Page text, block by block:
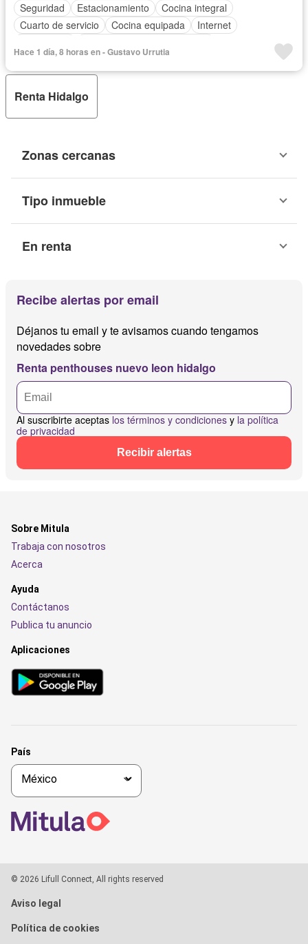
Seguridad
Estacionamiento
Cocina integral
Cuarto de servicio
Cocina equipada
Internet
Aire acondicionado
Agua
Cuarto de Limpieza
Caseta de vigilancia
Vista panorámica
Recámara con closet
Hace 1 día, 8 horas en - Gustavo Urrutia
Renta Hidalgo
Zonas cercanas
Tipo inmueble
En renta
Recibe alertas por email
Déjanos tu email y te avisamos cuando tengamos
novedades sobre
Renta penthouses nuevo leon hidalgo
Al suscribirte aceptas los términos y condiciones y la política
de privacidad
Recibir alertas
Sobre Mitula
Trabaja con nosotros
Acerca
Ayuda
Contáctanos
Publica tu anuncio
Aplicaciones
País
© 2026 Lifull Connect, All rights reserved
Aviso legal
Política de cookies